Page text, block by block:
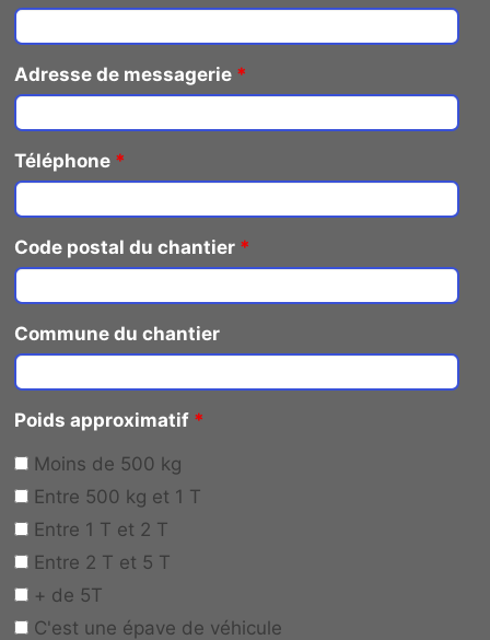
Adresse de messagerie *
Téléphone *
Code postal du chantier *
Commune du chantier
Poids approximatif *
Moins de 500 kg
Entre 500 kg et 1 T
Entre 1 T et 2 T
Entre 2 T et 5 T
+ de 5T
C'est une épave de véhicule